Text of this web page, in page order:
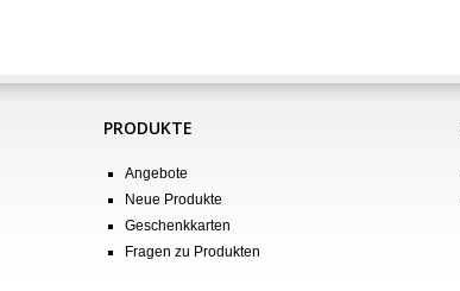
PRODUKTE
Angebote
Neue Produkte
Geschenkkarten
Fragen zu Produkten